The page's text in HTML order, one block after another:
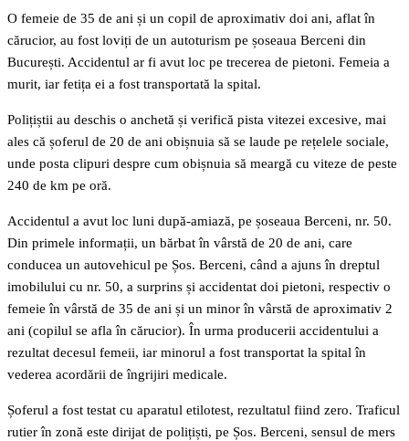
O femeie de 35 de ani și un copil de aproximativ doi ani, aflat în
cărucior, au fost loviți de un autoturism pe șoseaua Berceni din
București. Accidentul ar fi avut loc pe trecerea de pietoni. Femeia a
murit, iar fetița ei a fost transportată la spital.
Polițiștii au deschis o anchetă și verifică pista vitezei excesive, mai
ales că șoferul de 20 de ani obișnuia să se laude pe rețelele sociale,
unde posta clipuri despre cum obișnuia să meargă cu viteze de peste
240 de km pe oră.
Accidentul a avut loc luni după-amiază, pe șoseaua Berceni, nr. 50.
Din primele informații, un bărbat în vârstă de 20 de ani, care
conducea un autovehicul pe Șos. Berceni, când a ajuns în dreptul
imobilului cu nr. 50, a surprins și accidentat doi pietoni, respectiv o
femeie în vârstă de 35 de ani și un minor în vârstă de aproximativ 2
ani (copilul se afla în cărucior). În urma producerii accidentului a
rezultat decesul femeii, iar minorul a fost transportat la spital în
vederea acordării de îngrijiri medicale.
Șoferul a fost testat cu aparatul etilotest, rezultatul fiind zero. Traficul
rutier în zonă este dirijat de polițiști, pe Șos. Berceni, sensul de mers